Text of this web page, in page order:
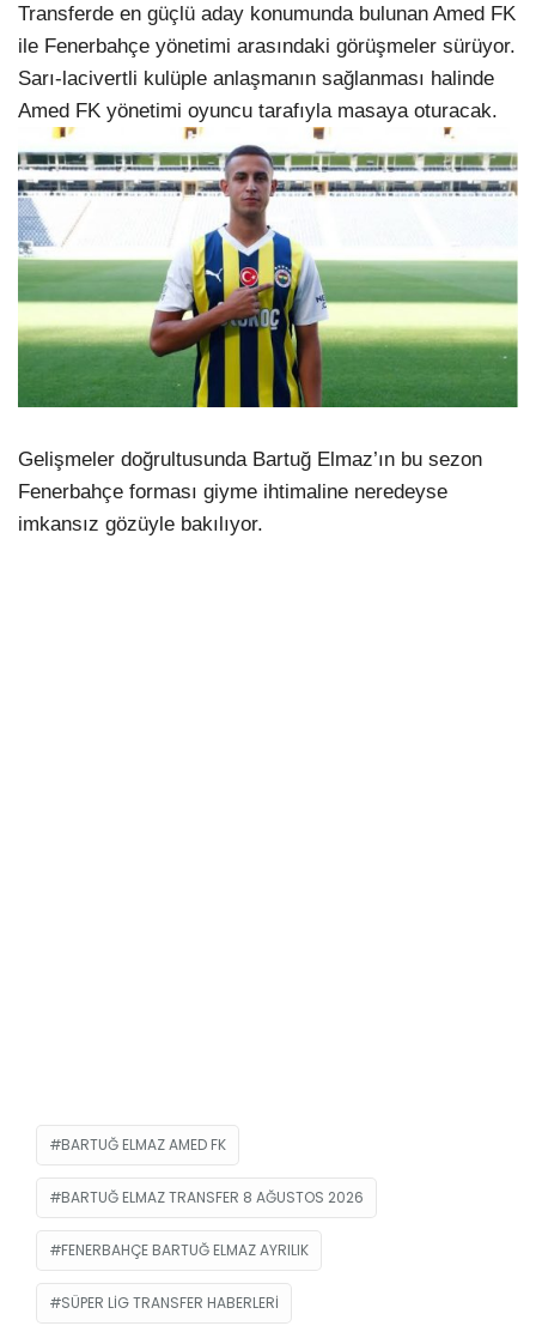
Transferde en güçlü aday konumunda bulunan Amed FK
ile Fenerbahçe yönetimi arasındaki görüşmeler sürüyor.
Sarı-lacivertli kulüple anlaşmanın sağlanması halinde
Amed FK yönetimi oyuncu tarafıyla masaya oturacak.
Gelişmeler doğrultusunda Bartuğ Elmaz’ın bu sezon
Fenerbahçe forması giyme ihtimaline neredeyse
imkansız gözüyle bakılıyor.
BARTUĞ ELMAZ AMED FK
BARTUĞ ELMAZ TRANSFER 8 AĞUSTOS 2026
FENERBAHÇE BARTUĞ ELMAZ AYRILIK
SÜPER LIG TRANSFER HABERLERI